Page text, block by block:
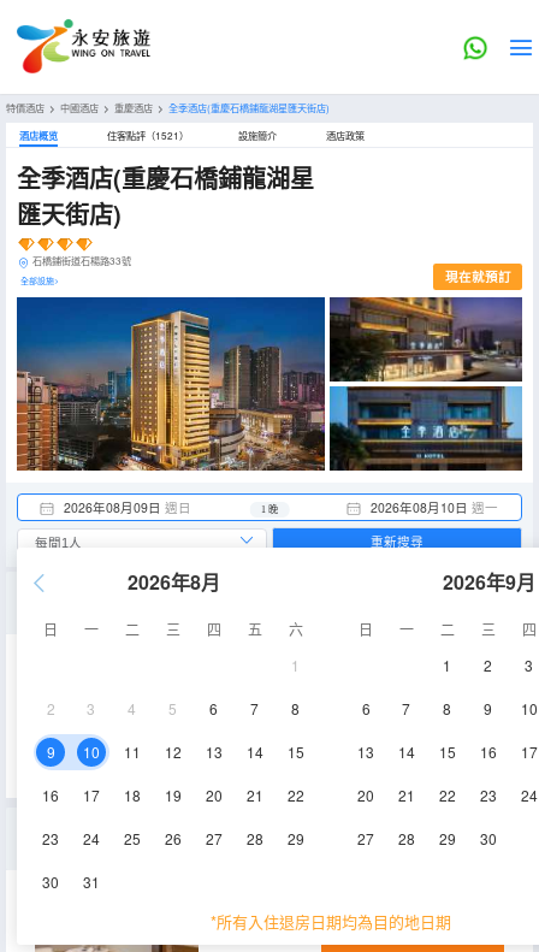
特價酒店 > 中國酒店 > 重慶酒店 > 全季酒店(重慶石橋鋪龍湖星匯天街店)
酒店概览 住客點評（1521） 設施簡介 酒店政策
全季酒店(重慶石橋鋪龍湖星
匯天街店)
石橋鋪街道石楊路33號
全部設施> 現在就預訂
2026年08月09日 週日 2026年08月10日 週一
1 晚
2026年8月
日 一 二 三 四 五
六
1
2 3 4 5 6 7 8
9 10 11 12 13 14 15
16 17 18 19 20 21 22
23 24 25 26 27 28 29
30 31
2026年9月
日 一 二 三
四
1
2 3
6 7 8 9 10
13 14 15 16 17
20 21 22 23 24
27 28 29 30
*所有入住退房日期均為目的地日期
重新搜尋
空調
37㎡ 11-16層